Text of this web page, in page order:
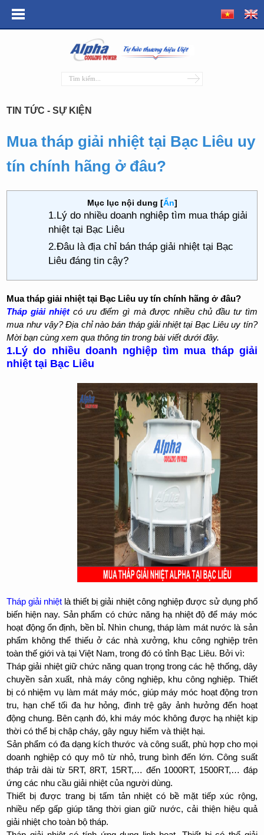
TIN TỨC - SỰ KIỆN
Mua tháp giải nhiệt tại Bạc Liêu uy
tín chính hãng ở đâu?
Mục lục nội dung [Ẩn]
1.Lý do nhiều doanh nghiệp tìm mua tháp giải
nhiệt tại Bạc Liêu
2.Đâu là địa chỉ bán tháp giải nhiệt tại Bạc
Liêu đáng tin cậy?
Mua tháp giải nhiệt tại Bạc Liêu uy tín chính hãng ở đâu?
Tháp giải nhiệtcó ưu điểm gì mà được nhiều chủ đầu tư tìm
mua như vậy? Địa chỉ nào bán tháp giải nhiệt tại Bạc Liêu uy tín?
Mời bạn cùng xem qua thông tin trong bài viết dưới đây.
1.Lý do nhiều doanh nghiệp tìm mua tháp giải
nhiệt tại Bạc Liêu
Tháp giải nhiệt là thiết bị giải nhiệt công nghiệp được sử dụng phổ
biến hiện nay. Sản phẩm có chức năng hạ nhiệt độ để máy móc
hoạt động ổn định, bền bỉ. Nhìn chung, tháp làm mát nước là sản
phẩm không thể thiếu ở các nhà xưởng, khu công nghiệp trên
toàn thế giới và tại Việt Nam, trong đó có tỉnh Bạc Liêu. Bởi vì:
Tháp giải nhiệt giữ chức năng quan trọng trong các hệ thống, dây
chuyền sản xuất, nhà máy công nghiệp, khu công nghiệp. Thiết
bị có nhiệm vụ làm mát máy móc, giúp máy móc hoạt động trơn
tru, hạn chế tối đa hư hỏng, đình trệ gây ảnh hưởng đến hoạt
động chung. Bên cạnh đó, khi máy móc không được hạ nhiệt kịp
thời có thể bị chập cháy, gây nguy hiểm và thiệt hại.
Sản phẩm có đa dạng kích thước và công suất, phù hợp cho mọi
doanh nghiệp có quy mô từ nhỏ, trung bình đến lớn. Công suất
tháp trải dài từ 5RT, 8RT, 15RT,… đến 1000RT, 1500RT,… đáp
ứng các nhu cầu giải nhiệt của người dùng.
Thiết bị được trang bị tấm tản nhiệt có bề mặt tiếp xúc rộng,
nhiều nếp gấp giúp tăng thời gian giữ nước, cải thiện hiệu quả
giải nhiệt cho toàn bộ tháp.